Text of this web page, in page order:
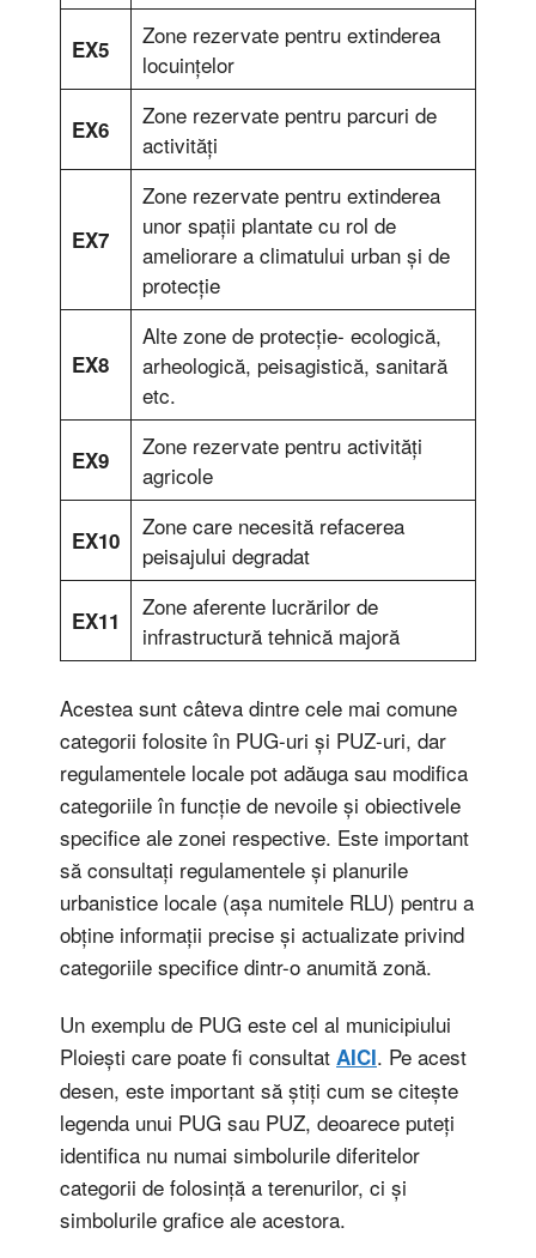
EX5
Zone rezervate pentru extinderea
locuinţelor
EX6
Zone rezervate pentru parcuri de
activităţi
EX7
Zone rezervate pentru extinderea
unor spaţii plantate cu rol de
ameliorare a climatului urban şi de
protecţie
EX8
Alte zone de protecţie- ecologică,
arheologică, peisagistică, sanitară
etc.
EX9
Zone rezervate pentru activităţi
agricole
EX10
Zone care necesită refacerea
peisajului degradat
EX11
Zone aferente lucrărilor de
infrastructură tehnică majoră
Acestea sunt câteva dintre cele mai comune
categorii folosite în PUG-uri și PUZ-uri, dar
regulamentele locale pot adăuga sau modifica
categoriile în funcție de nevoile și obiectivele
specifice ale zonei respective. Este important
să consultați regulamentele și planurile
urbanistice locale (așa numitele RLU) pentru a
obține informații precise și actualizate privind
categoriile specifice dintr-o anumită zonă.
Un exemplu de PUG este cel al municipiului
Ploiești care poate fi consultat AICI. Pe acest
desen, este important să știți cum se citește
legenda unui PUG sau PUZ, deoarece puteți
identifica nu numai simbolurile diferitelor
categorii de folosință a terenurilor, ci și
simbolurile grafice ale acestora.